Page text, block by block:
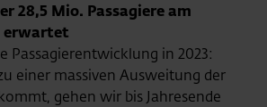
28,5 Mio. Passagiere am
erwartet
Passagierentwicklung in 2023:
einer massiven Ausweitung der
gehen wir bis Jahresende